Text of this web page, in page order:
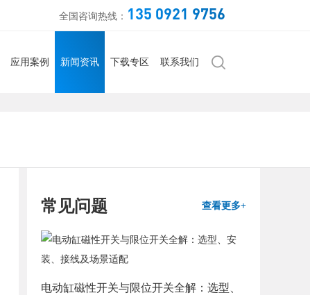
全国咨询热线： 135 0921 9756
应用案例 新闻资讯 下载专区 联系我们
常见问题 查看更多+
电动缸磁性开关与限位开关全解：选型、